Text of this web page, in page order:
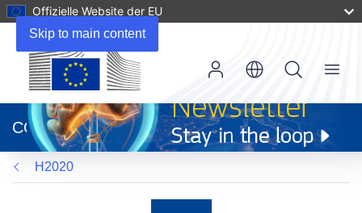
Skip to main content
Offizielle Website der EU
neuem
Fenster)
CORDIS
Menu
H2020